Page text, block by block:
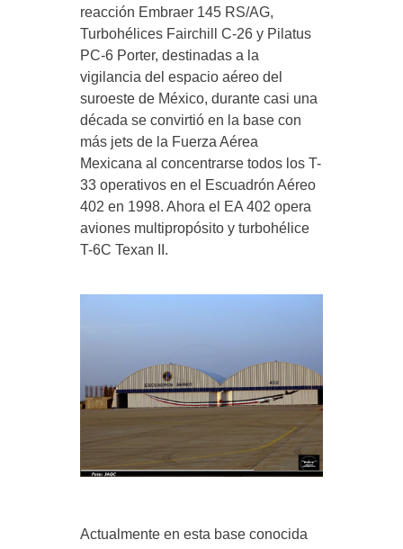
reacción Embraer 145 RS/AG,
Turbohélices Fairchill C-26 y Pilatus
PC-6 Porter, destinadas a la
vigilancia del espacio aéreo del
suroeste de México, durante casi una
década se convirtió en la base con
más jets de la Fuerza Aérea
Mexicana al concentrarse todos los T-
33 operativos en el Escuadrón Aéreo
402 en 1998. Ahora el EA 402 opera
aviones multipropósito y turbohélice
T-6C Texan II.
Actualmente en esta base conocida